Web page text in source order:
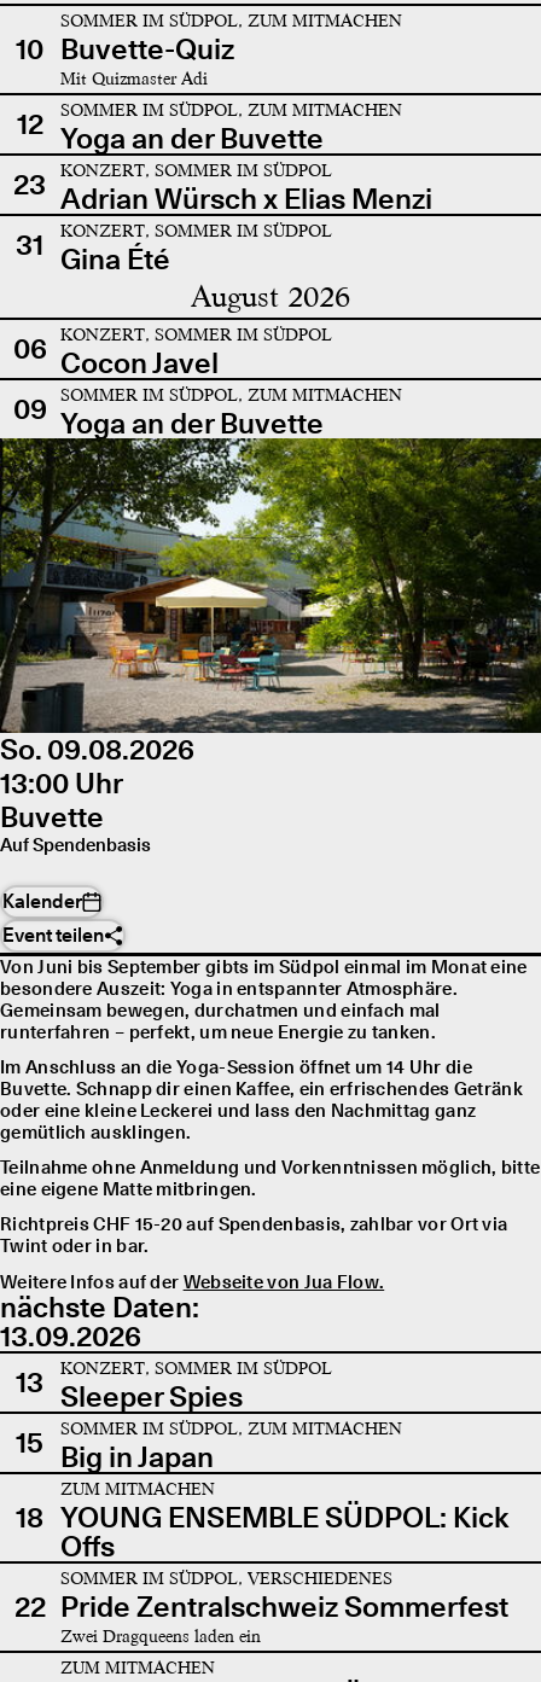
10
SOMMER IM SÜDPOL, ZUM MITMACHEN
Buvette-Quiz
Mit Quizmaster Adi
12 SOMMER IM SÜDPOL, ZUM MITMACHEN
Yoga an der Buvette
23
KONZERT, SOMMER IM SÜDPOL
Adrian Würsch x Elias Menzi
31
KONZERT, SOMMER IM SÜDPOL
Gina Été
August 2026
06 KONZERT, SOMMER IM SÜDPOL
Cocon Javel
09
SOMMER IM SÜDPOL, ZUM MITMACHEN
Yoga an der Buvette
So. 09.08.2026
13:00 Uhr
Buvette
Auf Spendenbasis
Kalender
Event teilen
Von Juni bis September gibts im Südpol einmal im Monat eine
besondere Auszeit: Yoga in entspannter Atmosphäre.
Gemeinsam bewegen, durchatmen und einfach mal
runterfahren – perfekt, um neue Energie zu tanken.
Im Anschluss an die Yoga-Session öffnet um 14 Uhr die
Buvette. Schnapp dir einen Kaffee, ein erfrischendes Getränk
oder eine kleine Leckerei und lass den Nachmittag ganz
gemütlich ausklingen.
Teilnahme ohne Anmeldung und Vorkenntnissen möglich, bitte
eine eigene Matte mitbringen.
Richtpreis CHF 15-20 auf Spendenbasis, zahlbar vor Ort via
Twint oder in bar.
Weitere Infos auf der Webseite von Jua Flow.
nächste Daten:
13.09.2026
13
KONZERT, SOMMER IM SÜDPOL
Sleeper Spies
15
SOMMER IM SÜDPOL, ZUM MITMACHEN
Big in Japan
18
ZUM MITMACHEN
YOUNG ENSEMBLE SÜDPOL: Kick
Offs
22
SOMMER IM SÜDPOL, VERSCHIEDENES
Pride Zentralschweiz Sommerfest
Zwei Dragqueens laden ein
ZUM MITMACHEN